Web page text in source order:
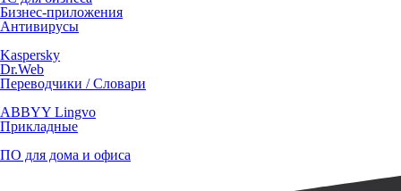
Бизнес-приложения
Антивирусы
Kaspersky
Dr.Web
Переводчики / Словари
ABBYY Lingvo
Прикладные
ПО для дома и офиса